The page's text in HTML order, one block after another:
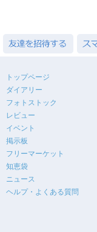
トップページ
ダイアリー
フォトストック
レビュー
イベント
掲示板
フリーマーケット
知恵袋
ニュース
ヘルプ・よくある質問